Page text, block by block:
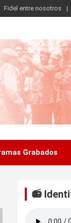
Fidel entre nosotros
Grabados
📻